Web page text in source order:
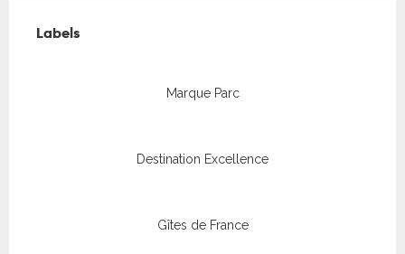
Labels
Labels
Marque Parc
Destination Excellence
Gîtes de France